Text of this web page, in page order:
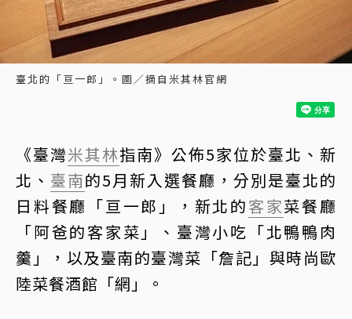
臺北的「亘一郎」。圖／摘自米其林官網
《臺灣米其林指南》公佈5家位於臺北、新
北、 臺南的5月新入選餐廳，分別是臺北的
日料餐廳「亘一郎」，新北的客家菜餐廳
「阿爸的客家菜」、臺灣小吃「北鴨鴨肉
羹」，以及臺南的臺灣菜「詹記」與時尚歐
陸菜餐酒館「網」。